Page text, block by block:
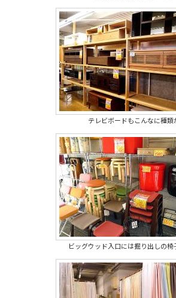
テレビボードもこんなに種類
ビッグウッド入口には掘り出しの椅